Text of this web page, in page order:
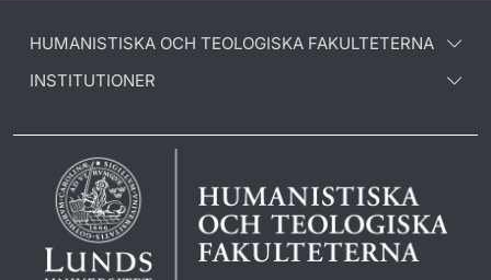
HUMANISTISKA OCH TEOLOGISKA FAKULTETERNA
INSTITUTIONER